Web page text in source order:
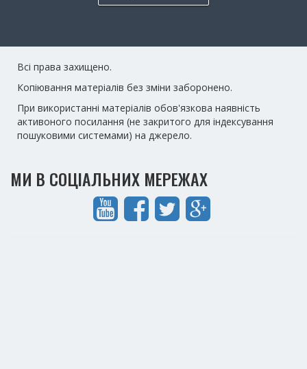
Всі права захищено.
Копіювання матеріалів без зміни заборонено.
При використанні матеріалів обов'язкова наявність
активоного посилання (не закритого для індексування
пошуковими системами) на джерело.
МИ В СОЦІАЛЬНИХ МЕРЕЖАХ